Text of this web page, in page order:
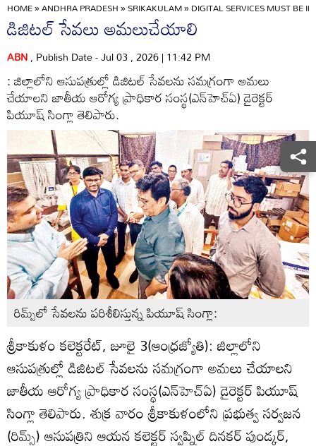
HOME»ANDHRA PRADESH»SRIKAKULAM»DIGITAL SERVICES MUST BE
డిజిటల్‌ సేవలు అమలుచేయాలి
ABN, Publish Date - Jul 03 , 2026 | 11:42 PM
: జిల్లాలోని ఆసుపత్రుల్లో డిజిటల్‌ సేవలను సమగ్రంగా అమలు
చేయాలని జాతీయ ఆరోగ్య ప్రాధికార సంస్థ(ఎన్‌హెచ్‌ఏ) డైరెక్టర్‌
పియూష్‌ సింగ్లా తెలిపారు.
రిమ్స్‌లో సేవలను పరిశీలిస్తున్న పియూష్‌ సింగ్లా:
శ్రీకాకుళం కలెక్టరేట్‌, జూలై 3(ఆంధ్రజ్యోతి): జిల్లాలోని
ఆసుపత్రుల్లో డిజిటల్‌ సేవలను సమగ్రంగా అమలు చేయాలని
జాతీయ ఆరోగ్య ప్రాధికార సంస్థ(ఎన్‌హెచ్‌ఏ) డైరెక్టర్‌ పియూష్‌
సింగ్లా తెలిపారు. శుక్ర వారం శ్రీకాకుళంలోని ప్రభుత్వ సర్వజన
(రిమ్స్‌) ఆసుపత్రిని ఆయన కలెక్టర్‌ స్వప్నిల్‌ దినకర్‌ పుండ్కర్‌,